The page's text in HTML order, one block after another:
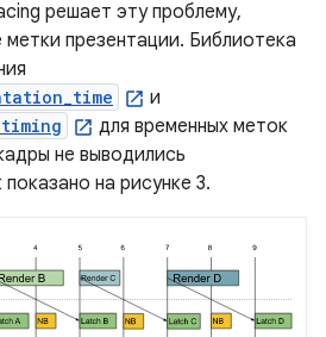
решает эту проблему,
метки презентации. Библиотека
и
для временных меток
не выводились
на рисунке 3.